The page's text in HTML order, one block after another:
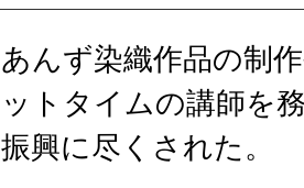
あんず染織作品の制
ットタイムの講師を
振興に尽くされた。